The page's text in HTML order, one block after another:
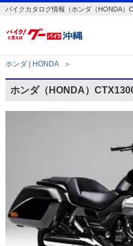
バイクカタログ情報（ホンダ（HONDA）
ホンダ | HONDA ＞
ホンダ（HONDA）